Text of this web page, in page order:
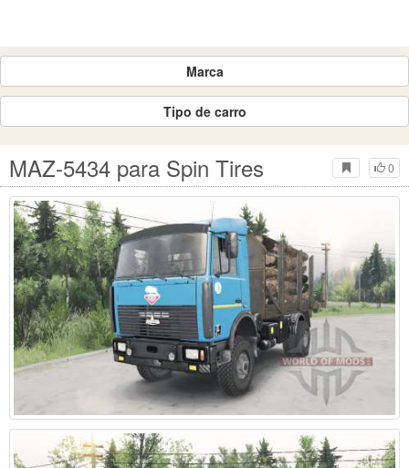
Marca
Tipo de carro
0
MAZ-5434 para Spin Tires